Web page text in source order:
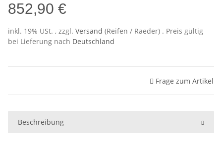
852,90 €
inkl. 19% USt. , zzgl. Versand (Reifen / Raeder) . Preis gültig
bei Lieferung nach Deutschland
Frage zum Artikel
Beschreibung